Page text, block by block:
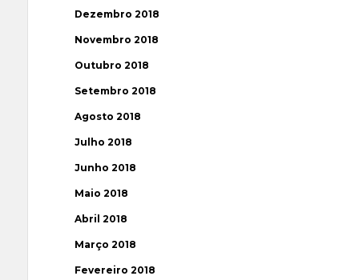
Dezembro 2018
Novembro 2018
Outubro 2018
Setembro 2018
Agosto 2018
Julho 2018
Junho 2018
Maio 2018
Abril 2018
Março 2018
Fevereiro 2018